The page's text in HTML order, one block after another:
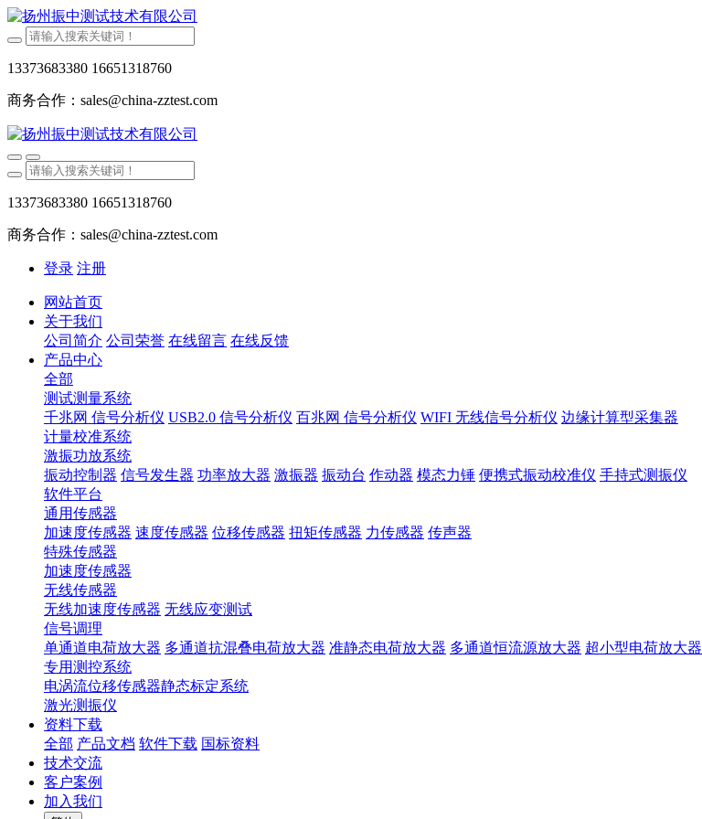
13373683380 16651318760
商务合作：sales@china-zztest.com
13373683380 16651318760
商务合作：sales@china-zztest.com
登录 注册
网站首页
关于我们
公司简介 公司荣誉 在线留言 在线反馈
产品中心
全部
测试测量系统
千兆网 信号分析仪 USB2.0 信号分析仪 百兆网 信号分析仪 WIFI 无线信号分析仪 边缘计算型采集器
计量校准系统
激振功放系统
振动控制器 信号发生器 功率放大器 激振器 振动台 作动器 模态力锤 便携式振动校准仪 手持式测振仪
软件平台
通用传感器
加速度传感器 速度传感器 位移传感器 扭矩传感器 力传感器 传声器
特殊传感器
加速度传感器
无线传感器
无线加速度传感器 无线应变测试
信号调理
单通道电荷放大器 多通道抗混叠电荷放大器 准静态电荷放大器 多通道恒流源放大器 超小型电荷放大器
专用测控系统
电涡流位移传感器静态标定系统
激光测振仪
资料下载
全部 产品文档 软件下载 国标资料
技术交流
客户案例
加入我们